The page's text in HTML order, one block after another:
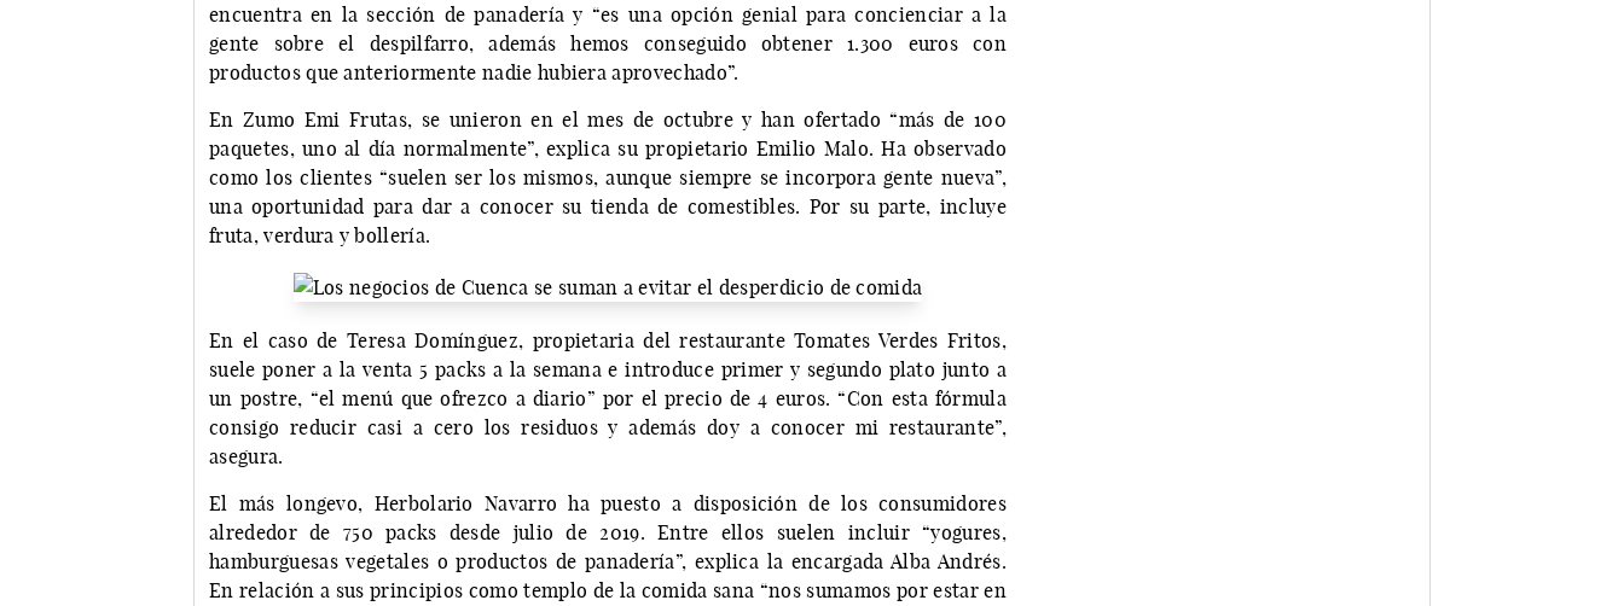
encuentra en la sección de panadería y “es una opción genial para concienciar a la
gente sobre el despilfarro, además hemos conseguido obtener 1.300 euros con
productos que anteriormente nadie hubiera aprovechado”.
En Zumo Emi Frutas, se unieron en el mes de octubre y han ofertado “más de 100
paquetes, uno al día normalmente”, explica su propietario Emilio Malo. Ha observado
como los clientes “suelen ser los mismos, aunque siempre se incorpora gente nueva”,
una oportunidad para dar a conocer su tienda de comestibles. Por su parte, incluye
fruta, verdura y bollería.
En el caso de Teresa Domínguez, propietaria del restaurante Tomates Verdes Fritos,
suele poner a la venta 5 packs a la semana e introduce primer y segundo plato junto a
un postre, “el menú que ofrezco a diario” por el precio de 4 euros. “Con esta fórmula
consigo reducir casi a cero los residuos y además doy a conocer mi restaurante”,
asegura.
El más longevo, Herbolario Navarro ha puesto a disposición de los consumidores
alrededor de 750 packs desde julio de 2019. Entre ellos suelen incluir “yogures,
hamburguesas vegetales o productos de panadería”, explica la encargada Alba Andrés.
En relación a sus principios como templo de la comida sana “nos sumamos por estar en